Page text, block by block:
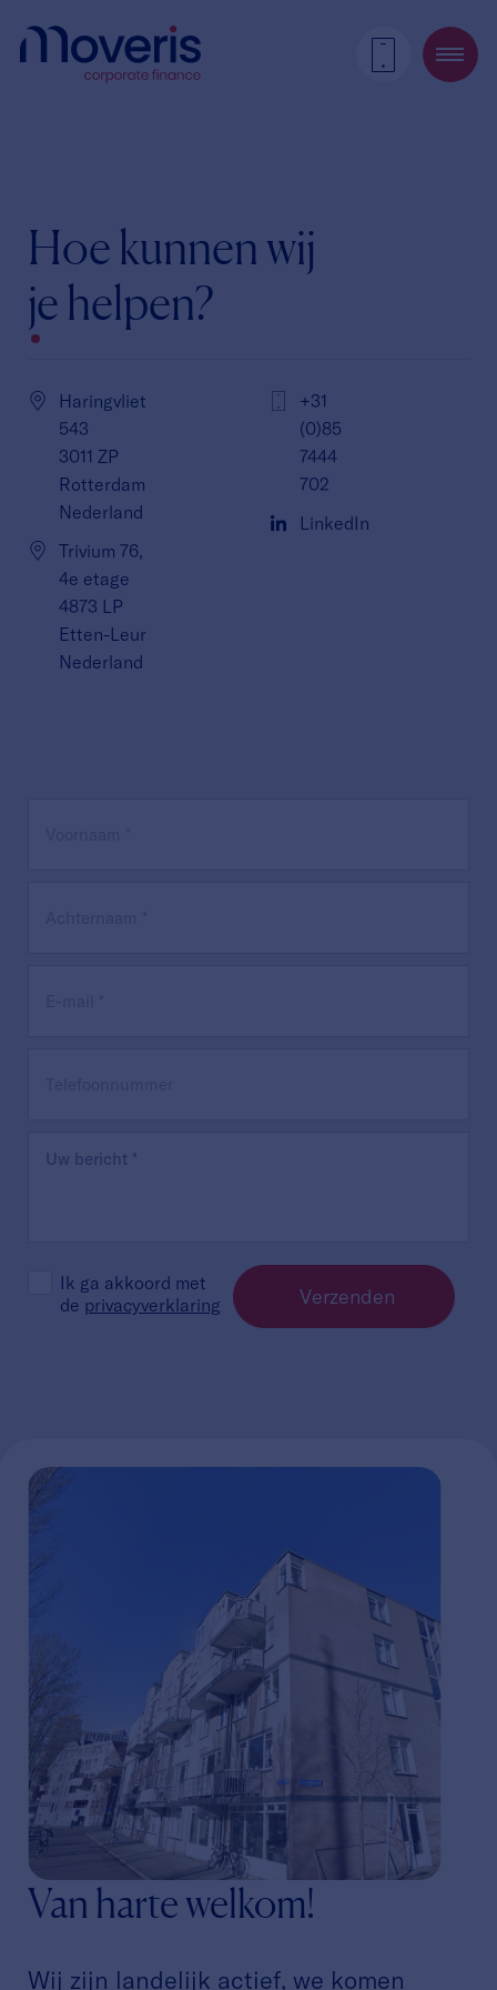
Hoe kunnen wij
je helpen?
Haringvliet
543
3011 ZP
Rotterdam
Nederland
Trivium 76,
4e etage
4873 LP
Etten-Leur
Nederland
+31
(0)85
7444
702
LinkedIn
Ik ga akkoord met
de privacyverklaring Verzenden
Van harte welkom!
Wij zijn landelijk actief, we komen